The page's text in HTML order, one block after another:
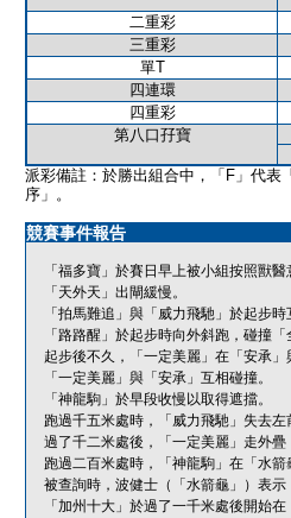
二重彩
三重彩
單T
四連環
四重彩
第八口孖寶
派彩備註：於勝出組合中，「F」代表
序」。
競賽事件報告
「福多寶」於賽日早上被小組按照獸
「天外天」出閘緩慢。
「拍馬難追」與「威力飛馳」於起步時
「路路醒」於起步時向外斜跑，碰撞「
起步後不久，「一定美麗」在「安承
「一定美麗」與「安承」互相碰撞。
「神龍駒」於早段收慢以取得遮擋。
跑過千五米處時，「威力飛馳」失去左
過了千二米處後，「一定美麗」走外
跑過二百米處時，「神龍駒」在「水
被查詢時，波健士（「水箭龜」）表
「加州十大」於過了一千米處後開始